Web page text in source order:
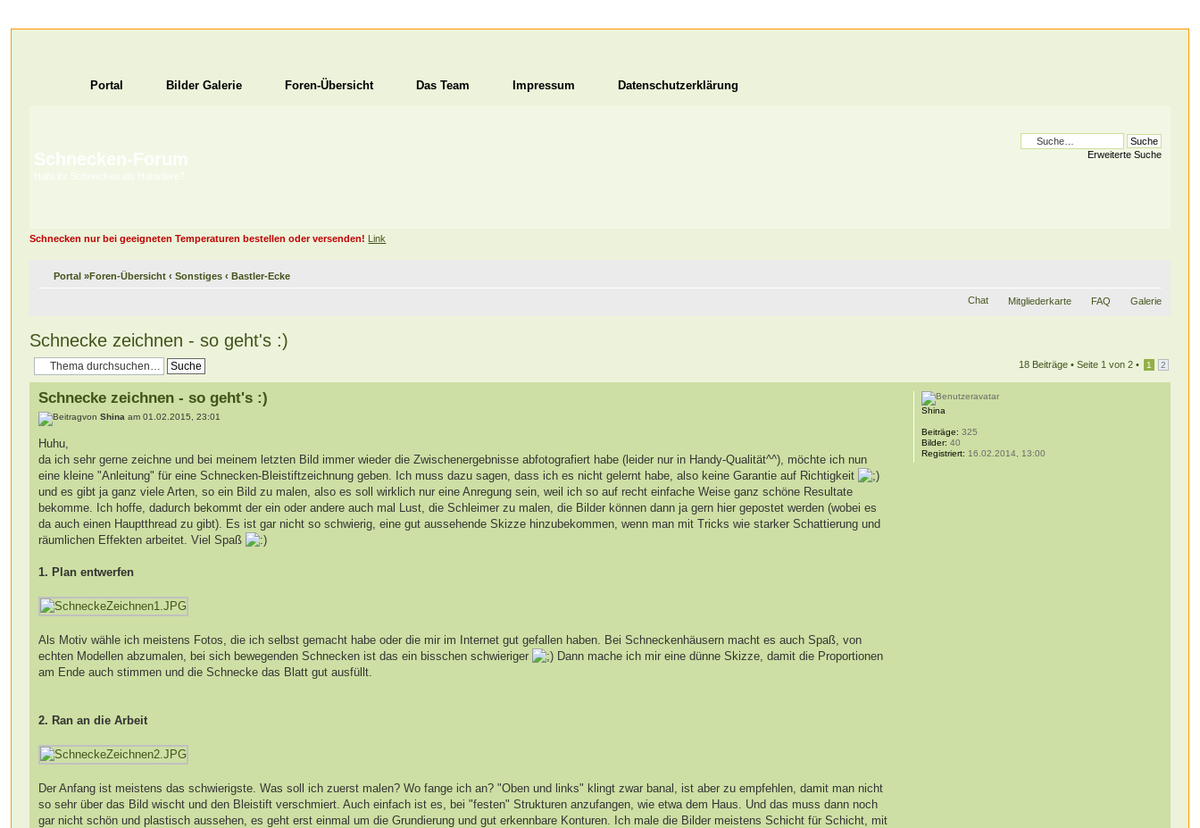
Portal Bilder Galerie Foren-Übersicht Das Team Impressum Datenschutzerklärung
Schnecken-Forum
Habt ihr Schnecken als Haustiere?
Erweiterte Suche
Schnecken nur bei geeigneten Temperaturen bestellen oder versenden! Link
Portal »Foren-Übersicht ‹ Sonstiges ‹ Bastler-Ecke
Chat Mitgliederkarte FAQ Galerie
Schnecke zeichnen - so geht's :)
18 Beiträge • Seite 1 von 2• 1 2
Schnecke zeichnen - so geht's :)
vonShina am 01.02.2015, 23:01
Huhu,
da ich sehr gerne zeichne und bei meinem letzten Bild immer wieder die Zwischenergebnisse abfotografiert habe (leider nur in Handy-Qualität^^), möchte ich nun
eine kleine "Anleitung" für eine Schnecken-Bleistiftzeichnung geben. Ich muss dazu sagen, dass ich es nicht gelernt habe, also keine Garantie auf Richtigkeit
und es gibt ja ganz viele Arten, so ein Bild zu malen, also es soll wirklich nur eine Anregung sein, weil ich so auf recht einfache Weise ganz schöne Resultate
bekomme. Ich hoffe, dadurch bekommt der ein oder andere auch mal Lust, die Schleimer zu malen, die Bilder können dann ja gern hier gepostet werden (wobei es
da auch einen Hauptthread zu gibt). Es ist gar nicht so schwierig, eine gut aussehende Skizze hinzubekommen, wenn man mit Tricks wie starker Schattierung und
räumlichen Effekten arbeitet. Viel Spaß
1. Plan entwerfen
Als Motiv wähle ich meistens Fotos, die ich selbst gemacht habe oder die mir im Internet gut gefallen haben. Bei Schneckenhäusern macht es auch Spaß, von
echten Modellen abzumalen, bei sich bewegenden Schnecken ist das ein bisschen schwieriger
Dann mache ich mir eine dünne Skizze, damit die Proportionen
am Ende auch stimmen und die Schnecke das Blatt gut ausfüllt.
2. Ran an die Arbeit
Der Anfang ist meistens das schwierigste. Was soll ich zuerst malen? Wo fange ich an? "Oben und links" klingt zwar banal, ist aber zu empfehlen, damit man nicht
so sehr über das Bild wischt und den Bleistift verschmiert. Auch einfach ist es, bei "festen" Strukturen anzufangen, wie etwa dem Haus. Und das muss dann noch
gar nicht schön und plastisch aussehen, es geht erst einmal um die Grundierung und gut erkennbare Konturen. Ich male die Bilder meistens Schicht für Schicht, mit
Shina
Beiträge: 325
Bilder: 40
Registriert: 16.02.2014, 13:00